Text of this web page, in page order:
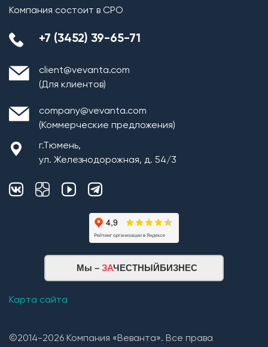
Монтаж плит перекрытия
Кровельная система
1. Монтаж стропильной системы из пиломатериала
(Технониколь, Дёке) и Металлочерепицы (в
Компания состоит в СРО
+7 (3452) 39-65-71
client@vevanta.com
(Для клиентов)
company@vevanta.com
(Коммерческие предложения)
г.Тюмень,
ул. Железнодорожная, д. 54/3
Мы – ЗАЧЕСТНЫЙБИЗНЕС
Карта сайта
©2014-2026 Компания «Веванта». Все права